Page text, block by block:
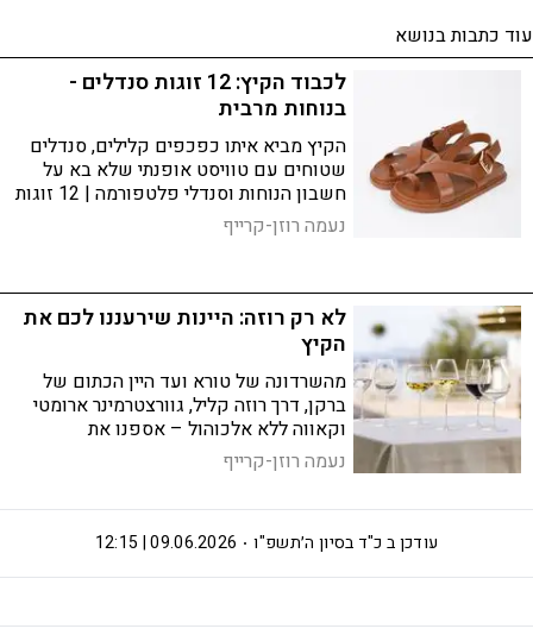
עוד כתבות בנושא
לכבוד הקיץ: 12 זוגות סנדלים -
בנוחות מרבית
הקיץ מביא איתו כפכפים קלילים, סנדלים
שטוחים עם טוויסט אופנתי שלא בא על
חשבון הנוחות וסנדלי פלטפורמה | 12 זוגות
סנדלים שישתלבו בקלות עם כל לוק קייצי -
כי בקיץ הישראלי אין סיבה לבחור בין סטייל
נעמה רוזן-קרייף
לא רק רוזה: היינות שירעננו לכם את
הקיץ
מהשרדונה של טורא ועד היין הכתום של
ברקן, דרך רוזה קליל, גוורצטרמינר ארומטי
וקאווה ללא אלכוהול – אספנו את
הבקבוקים שכדאי לקרר לקראת הקיץ
נעמה רוזן-קרייף
כ"ד בסיון ה׳תשפ"ו 09.06.2026 | 12:15 עודכן ב